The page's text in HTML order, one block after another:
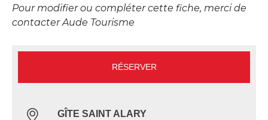
Pour modifier ou compléter cette fiche, merci de
contacter Aude Tourisme
RÉSERVER
GÎTE SAINT ALARY